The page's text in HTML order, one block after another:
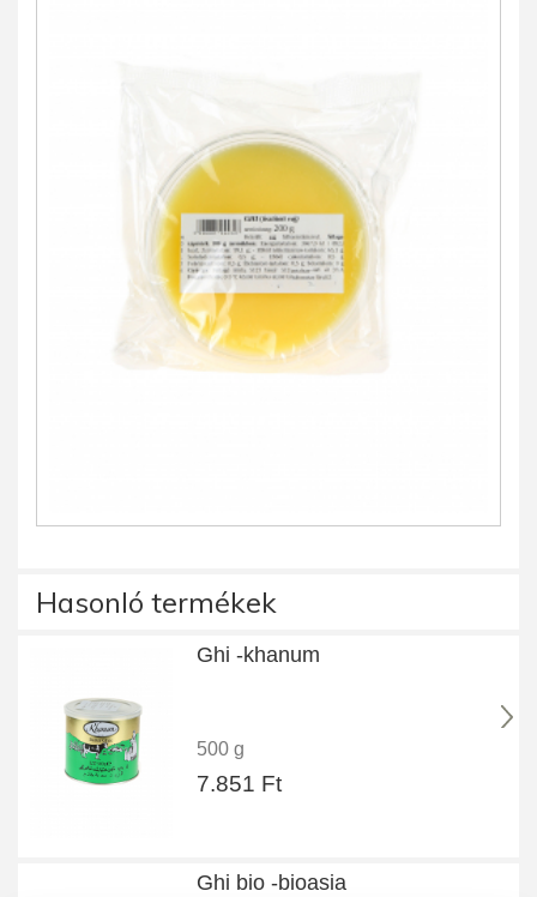
Hasonló termékek
Ghi -khanum
500 g
7.851 Ft
Ghi bio -bioasia